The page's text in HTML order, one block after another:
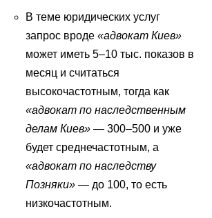
В теме юридических услуг
запрос вроде«адвокат Киев»
может иметь 5–10 тыс. показов в
месяц и считаться
высокочастотным, тогда как
«адвокат по наследственным
делам Киев» — 300–500 и уже
будет среднечастотным, а
«адвокат по наследству
Позняки» — до 100, то есть
низкочастотным.